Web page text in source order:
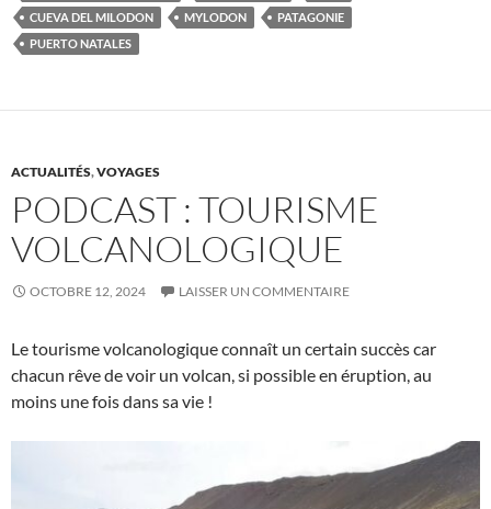
CUEVA DEL MILODON
MYLODON
PATAGONIE
PUERTO NATALES
ACTUALITÉS,VOYAGES
PODCAST : TOURISME
VOLCANOLOGIQUE
OCTOBRE 12, 2024 LAISSER UN COMMENTAIRE
Le tourisme volcanologique connaît un certain succès car
chacun rêve de voir un volcan, si possible en éruption, au
moins une fois dans sa vie !